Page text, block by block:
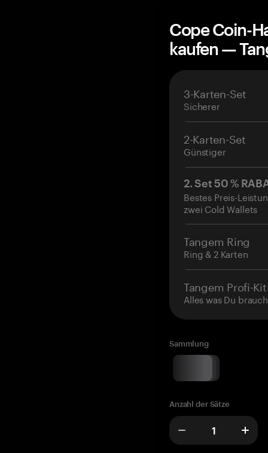
Cope Coin-
kaufen —
3-Karten-Set
Sicherer
2-Karten-Set
Günstiger
2. Set 50 %
Bestes Preis-
zwei Cold Wallets
Tangem Ring
Ring & 2 Karten
Tangem Profi-Kit
Alles was Du
Sammlung
Anzahl der Sätze